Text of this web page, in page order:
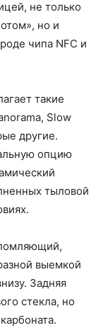
не только
но и
чипа NFC и
такие
Slow
другие.
опцию
тыловой
выемкой
Задняя
стекла, но